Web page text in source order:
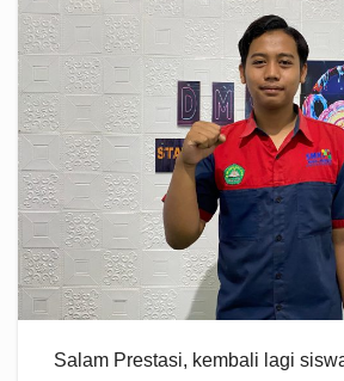
Salam Prestasi, kembali lagi